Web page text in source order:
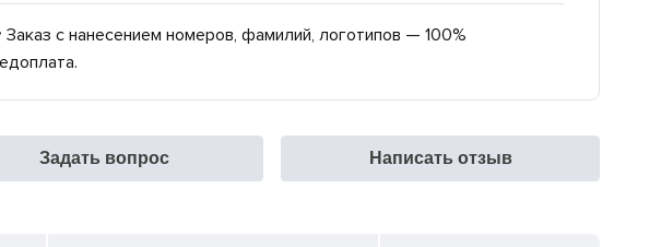
с нанесением номеров, фамилий, логотипов — 100%
Задать вопрос Написать отзыв